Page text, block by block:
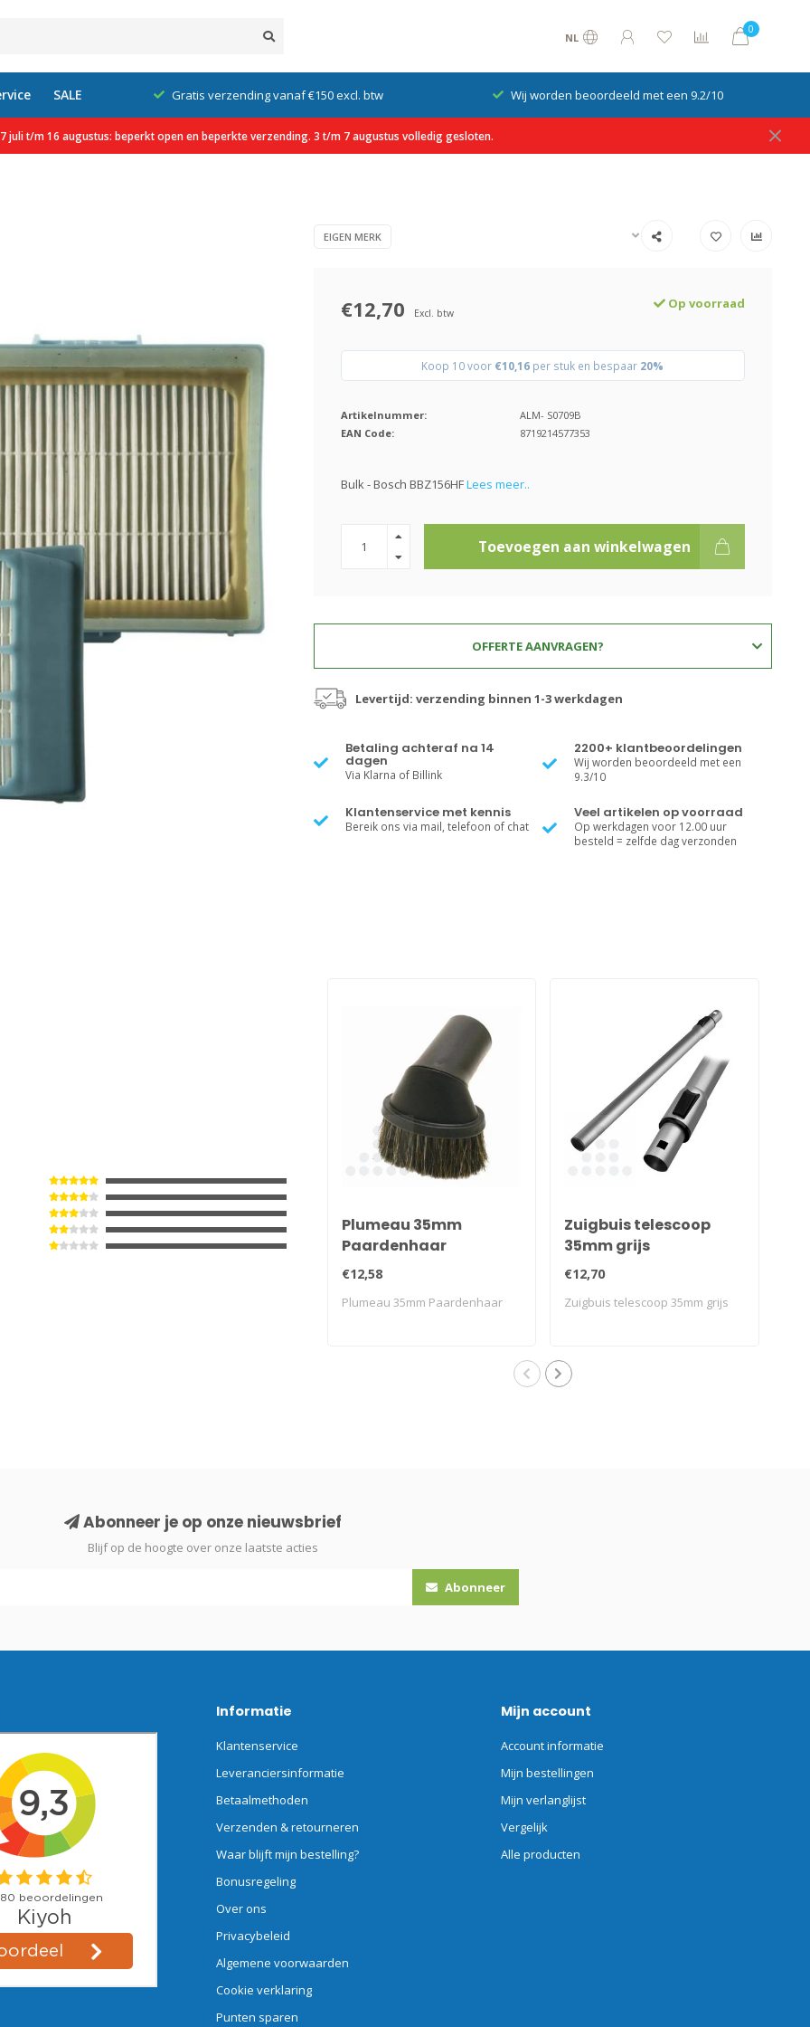
NL
0
SALE Gratis verzending vanaf €150 excl. btw Wij worden beoordeeld met een 9.2/10
juli t/m 16 augustus: beperkt open en beperkte verzending. 3 t/m 7 augustus volledig gesloten.
EIGEN MERK
€12,70 Excl. btw
Op voorraad
Koop 10 voor €10,16 per stuk en bespaar 20%
Artikelnummer:
ALM- S0709B
EAN Code:
8719214577353
Bulk - Bosch BBZ156HFLees meer..
Toevoegen aan winkelwagen
OFFERTE AANVRAGEN?
Levertijd: verzending binnen 1-3 werkdagen
Betaling achteraf na 14
dagen
Via Klarna of Billink
2200+ klantbeoordelingen
Wij worden beoordeeld met een
9.3/10
Klantenservice met kennis
Bereik ons via mail, telefoon of chat
Veel artikelen op voorraad
Op werkdagen voor 12.00 uur
besteld = zelfde dag verzonden
Plumeau 35mm
Paardenhaar
€12,58
Plumeau 35mm Paardenhaar
Zuigbuis telescoop
35mm grijs
€12,70
Zuigbuis telescoop 35mm grijs
Abonneer je op onze nieuwsbrief
Blijf op de hoogte over onze laatste acties
Abonneer
Informatie
Klantenservice
Leveranciersinformatie
Betaalmethoden
Verzenden & retourneren
Waar blijft mijn bestelling?
Bonusregeling
Over ons
Privacybeleid
Algemene voorwaarden
Cookie verklaring
Punten sparen
Mijn account
Account informatie
Mijn bestellingen
Mijn verlanglijst
Vergelijk
Alle producten